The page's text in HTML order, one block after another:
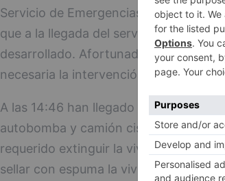
Servicio de Emergencias por el
que a la llegada del servicio de
desarrollado. Afortunadamente no
necesaria la intervención de los
A las 14:46 han llegado al lugar con
autobomba y camión cisterna, y un
requerido extinguir la vivienda
sellar con espuma la vivienda